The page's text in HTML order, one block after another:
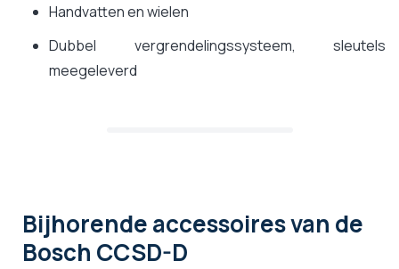
Handvatten en wielen
Dubbel vergrendelingssysteem, sleutels
meegeleverd
Bijhorende accessoiresvan de
Bosch CCSD-D